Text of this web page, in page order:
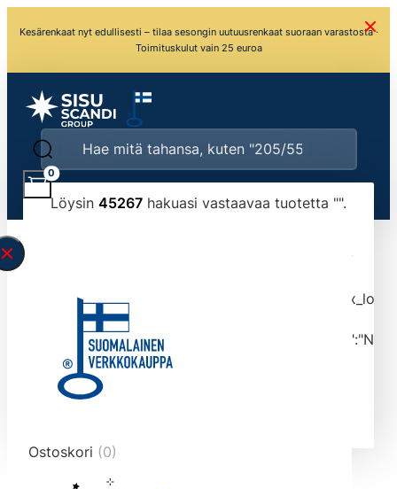
Kesärenkaat nyt edullisesti – tilaa sesongin uutuusrenkaat suoraan varastosta ·
Toimituskulut vain 25 euroa
Löysin 45267 hakuasi vastaavaa tuotetta "".
typed the search query correctly.<br>Currently
tmlmvi","meta_query":
data-original-query-vars="[]" data-page="1"
data-max-pages="4527" data-start="1" data-
end="10">
0
Ostoskori (0)